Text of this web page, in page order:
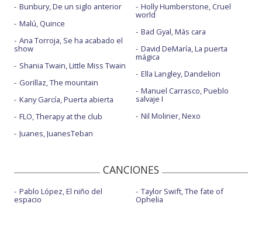
Bunbury, De un siglo anterior
Malú, Quince
Ana Torroja, Se ha acabado el
show
Shania Twain, Little Miss Twain
Gorillaz, The mountain
Kany García, Puerta abierta
FLO, Therapy at the club
Juanes, JuanesTeban
Holly Humberstone, Cruel
world
Bad Gyal, Más cara
David DeMaría, La puerta
mágica
Ella Langley, Dandelion
Manuel Carrasco, Pueblo
salvaje I
Nil Moliner, Nexo
CANCIONES
Pablo López, El niño del
espacio
Taylor Swift, The fate of
Ophelia